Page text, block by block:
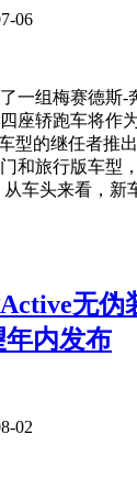
06
一组梅赛德斯-
座轿跑车将作
型的继任者推
和旅行版车型
车头来看，新
无伪
内发布
02